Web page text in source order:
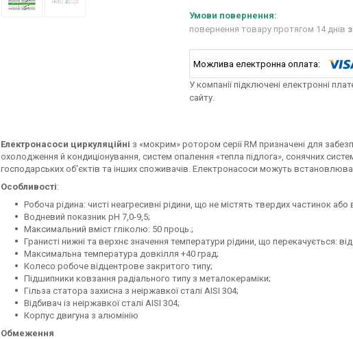
повернення товару протягом 14 днів
У компанії підключені електронні
сайту.
Електронасоси циркуляційні з «мокрим» ротором серії RM призначені для
охолодження й кондиціонування, систем опалення «тепла підлога», сонячних
господарських об'єктів та інших споживачів. Електронасоси можуть
Особливості:
Робоча рідина: чисті неагресивні рідини, що не містять твердих частинок
Водневий показник pH 7,0-9,5;
Максимальний вміст гліколю: 50 проць.;
Гранисті нижні та верхнє значення температури рідини, що перекачується:
Максимальна температура довкілля +40 град;
Колесо робоче відцентрове закритого типу;
Підшипники ковзання радіального типу з металокераміки;
Гільза статора захисна з неіржавкої сталі AISI 304;
Відбивач із неіржавкої сталі AISI 304;
Корпус двигуна з алюмінію
Обмеження